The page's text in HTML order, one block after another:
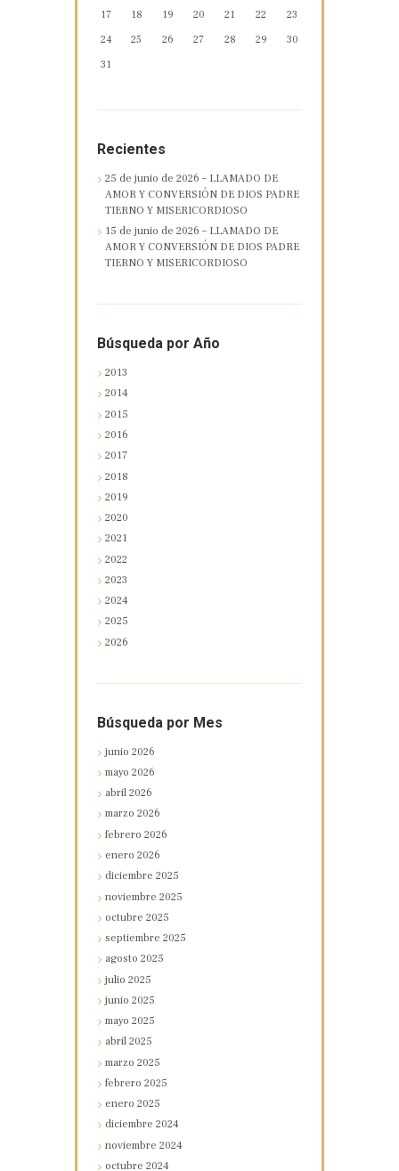
17
18 19 20 21 22
23
24
25 26 27 28 29
30
31
Recientes
25 de junio de 2026 – LLAMADO DE
AMOR Y CONVERSIÓN DE DIOS PADRE
TIERNO Y MISERICORDIOSO
15 de junio de 2026 – LLAMADO DE
AMOR Y CONVERSIÓN DE DIOS PADRE
TIERNO Y MISERICORDIOSO
Búsqueda por Año
2013
2014
2015
2016
2017
2018
2019
2020
2021
2022
2023
2024
2025
2026
Búsqueda por Mes
junio2026
mayo2026
abril2026
marzo2026
febrero2026
enero2026
diciembre2025
noviembre2025
octubre2025
septiembre2025
agosto2025
julio2025
junio2025
mayo2025
abril2025
marzo2025
febrero2025
enero2025
diciembre2024
noviembre2024
octubre2024